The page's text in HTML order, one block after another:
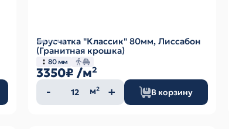
Брусчатка "Классик" 80мм, Лиссабон
(Гранитная крошка)
80 мм
3350₽ /м²
Количество
товара
м² В корзину